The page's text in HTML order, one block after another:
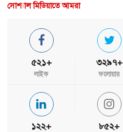
সোশ্যাল মিডিয়াতে আমরা
৫২১+
লাইক
৩২৯৭+
ফলোয়ার
১২২+ ৮৫২+